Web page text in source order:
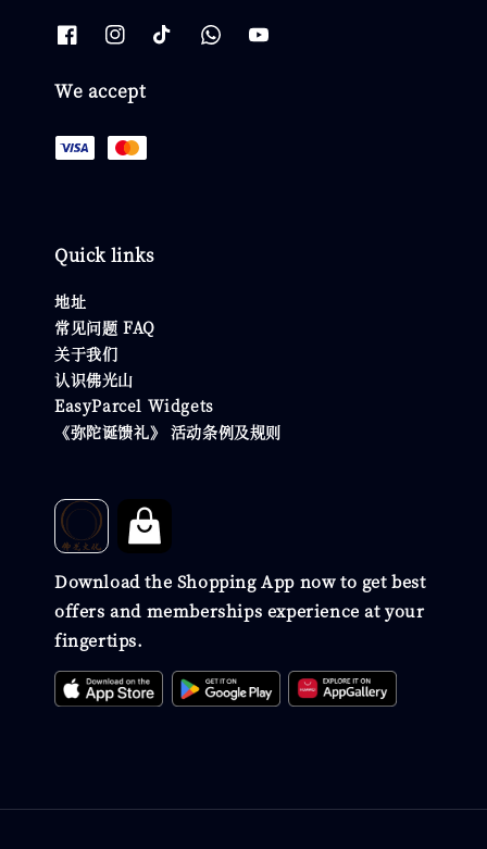
We accept
Quick links
地址
常见问题 FAQ
关于我们
认识佛光山
EasyParcel Widgets
《弥陀诞馈礼》 活动条例及规则
Download the Shopping App now to get best
offers and memberships experience at your
fingertips.